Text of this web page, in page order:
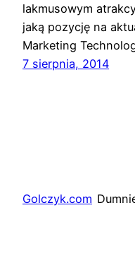
lakmusowym
jaką pozycję na
Marketing
7 sierpnia, 2014
Golczyk.com